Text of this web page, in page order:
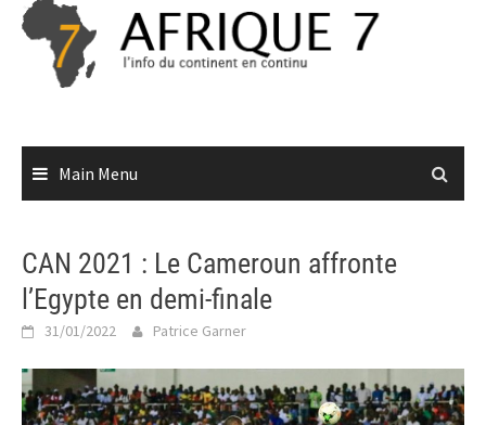
Skip
content
Main Menu
CAN 2021 : Le Cameroun affronte
l’Egypte en demi-finale
31/01/2022 Patrice Garner